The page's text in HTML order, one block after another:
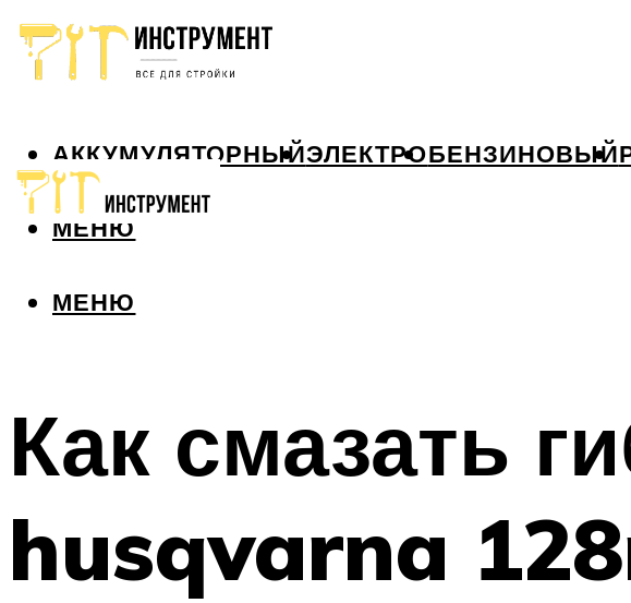
АККУМУЛЯТОРНЫЙЭЛЕКТРОБЕНЗИНОВЫЙ
МЕНЮ
МЕНЮ
Как смазать
husqvarna